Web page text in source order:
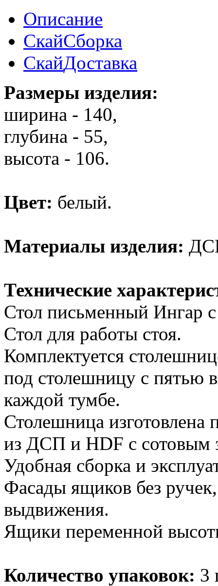
Описание
СкайСборка
СкайДоставка
Размеры изделия:
ширина - 140,
глубина - 55,
высота - 106.
Цвет: белый.
Материалы изделия:
Технические
Стол письменный Ингар
Стол для работы стоя.
Комплектуется
под столешницу с
каждой тумбе.
Столешница изготовлена
из ДСП и HDF с сотовым
Удобная сборка и
Фасады ящиков без
выдвижения.
Ящики переменной
Количество упаковок: 3